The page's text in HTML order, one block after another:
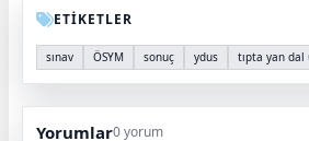
ETİKETLER
sınav ÖSYM sonuç ydus tıpta yan dal
Yorumlar0 yorum